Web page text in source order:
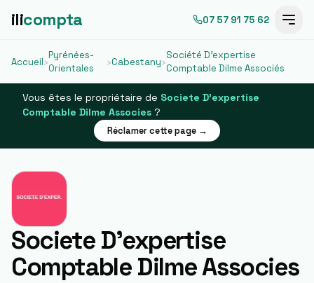
ilicompta 07 57 91 75 62
Accueil›
Pyrénées-
Orientales
›Cabestany›
Société D'expertise
Comptable Dilme Associés
Vous êtes le propriétaire de Societe D'expertise
Comptable Dilme Associes ?
Réclamer cette page →
Societe D'expertise
Comptable Dilme Associes